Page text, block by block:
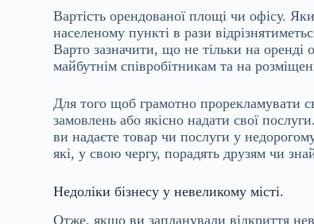
Вартість орендованої площі чи офісу.
населеному пункті в рази
Варто зазначити, що не тільки на оренді
майбутнім співробітникам та на
Для того щоб грамотно прорекламувати
замовлень або якісно надати свої
ви надаєте товар чи послуги у
які, у свою чергу, порадять друзям чи
Недоліки бізнесу у невеликому місті.
Отже, якщо ви запланували відкриття